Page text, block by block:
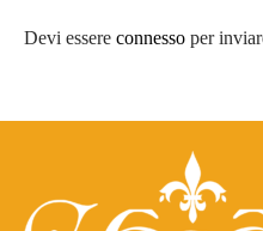
Devi essere connesso per